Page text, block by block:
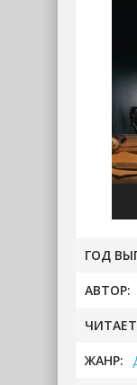
ГОД
АВТОР:
ЖАНР: